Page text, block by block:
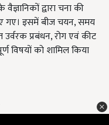
द्वारा चना की
गए। इसमें बीज चयन, समय
प्रबंधन, रोग एवं कीट
विषयों को शामिल किया